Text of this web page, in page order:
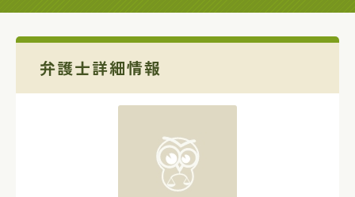
弁護士詳細情報